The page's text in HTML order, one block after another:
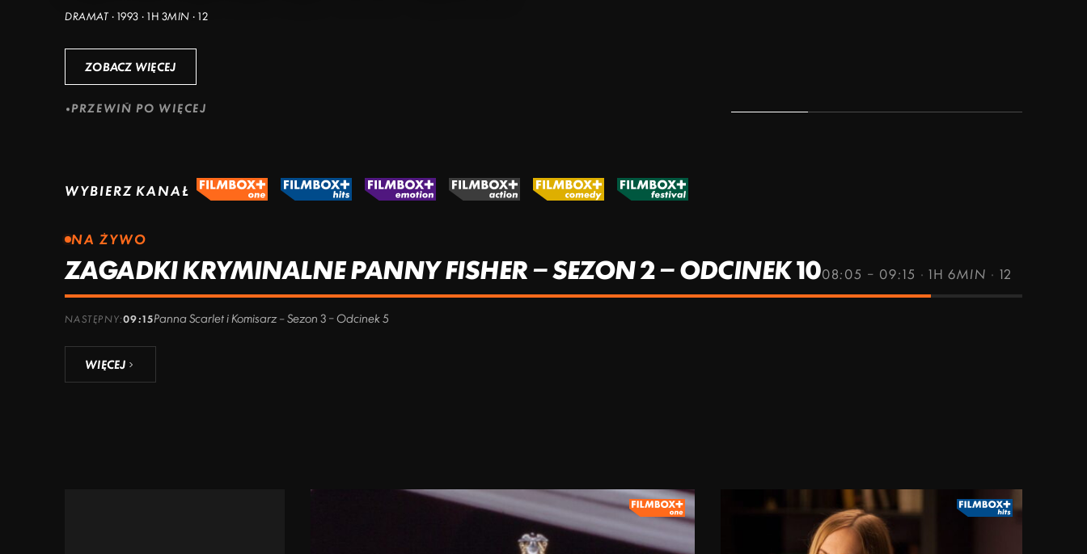
DRAMAT · 1993 · 1H 3MIN · 12
ZOBACZ WIĘCEJ
PRZEWIŃ PO WIĘCEJ
WYBIERZ KANAŁ
NA ŻYWO
ZAGADKI KRYMINALNE PANNY FISHER – SEZON 2 – ODCINEK 1008:05 – 09:15 ·1H 6MIN · 12
NASTĘPNY:09:15Panna Scarlet i Komisarz – Sezon 3 – Odcinek 5
WIĘCEJ